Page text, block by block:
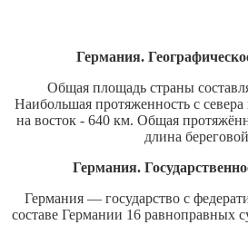
Германия.
Общая площадь страны
Наибольшая протяженность с
на восток - 640 км. Общая
длина
Германия.
Германия — государство с
составе Германии 16 равноправных